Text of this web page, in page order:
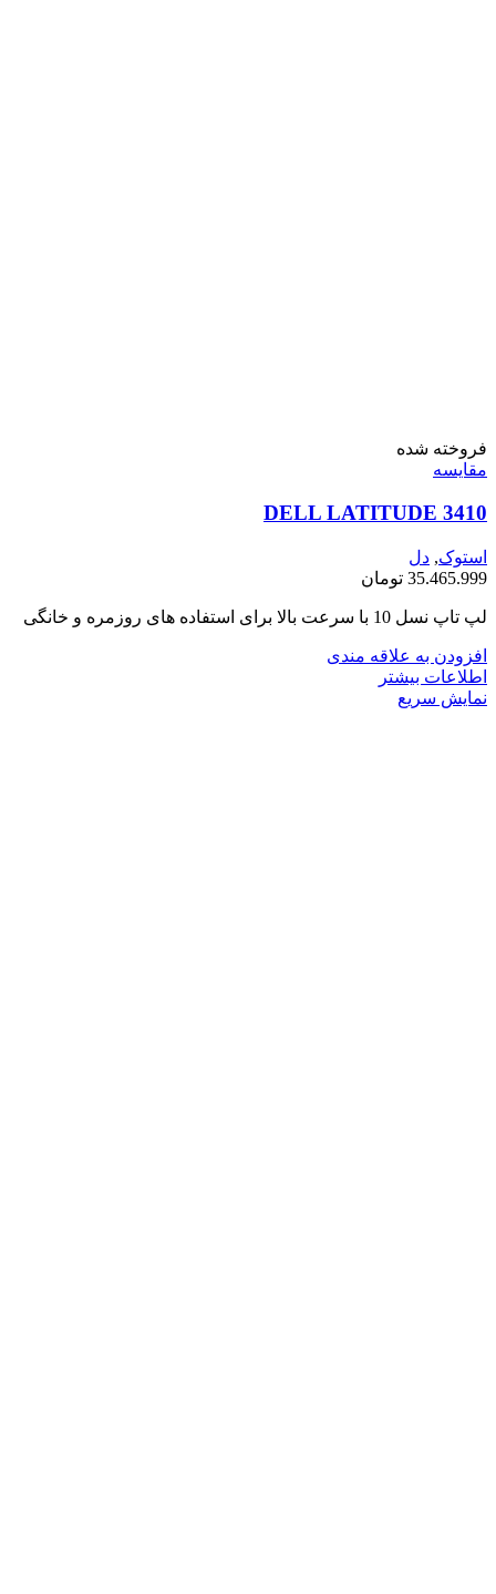
فروخته شده
مقايسه
DELL LATITUDE 3410
استوک, دل
35.465.999 تومان
لپ تاپ نسل 10 با سرعت بالا برای استفاده های روزمره و خانگی
افزودن به علاقه مندی
اطلاعات بیشتر
نمایش سریع